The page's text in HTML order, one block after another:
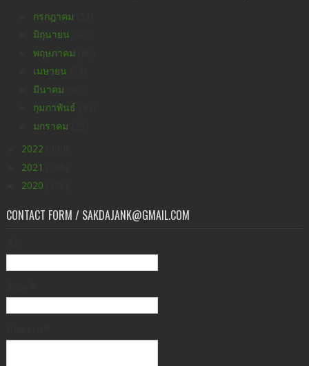
กรกฎาคม
มิถุนายน
พฤษภาคม
เมษายน
มีนาคม
กุมภาพันธ์
มกราคม
2022
2021
2020
CONTACT FORM / SAKDAJANK@GMAIL.COM